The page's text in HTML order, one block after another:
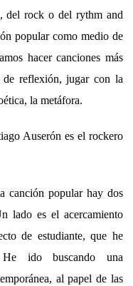
del rock o del rythm and
popular como medio de
hacer canciones más
de reflexión, jugar con la
la metáfora.
Auserón es el rockero
canción popular hay dos
lado es el acercamiento
de estudiante, que he
He ido buscando una
al papel de las